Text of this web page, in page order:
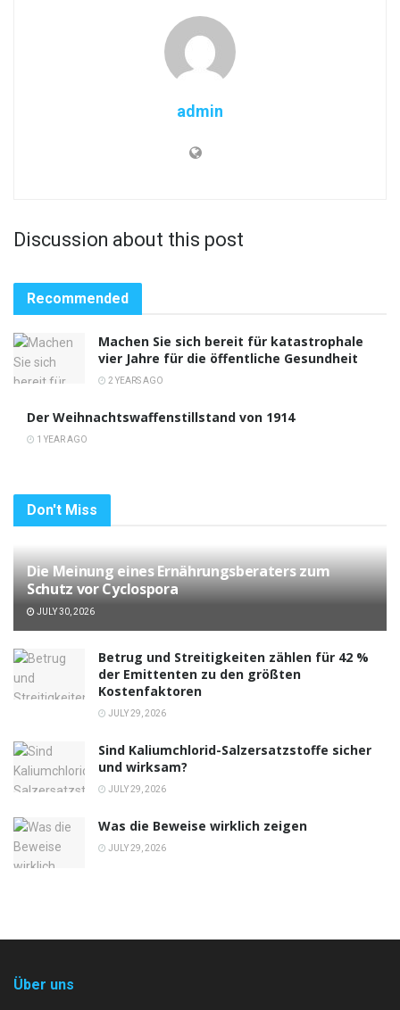
admin
Discussion about this post
Recommended
Machen Sie sich bereit für katastrophale
vier Jahre für die öffentliche Gesundheit
2 YEARS AGO
Der Weihnachtswaffenstillstand von 1914
1 YEAR AGO
Don't Miss
Die Meinung eines Ernährungsberaters zum
Schutz vor Cyclospora
JULY 30, 2026
Betrug und Streitigkeiten zählen für 42 %
der Emittenten zu den größten
Kostenfaktoren
JULY 29, 2026
Sind Kaliumchlorid-Salzersatzstoffe sicher
und wirksam?
JULY 29, 2026
Was die Beweise wirklich zeigen
JULY 29, 2026
Über uns